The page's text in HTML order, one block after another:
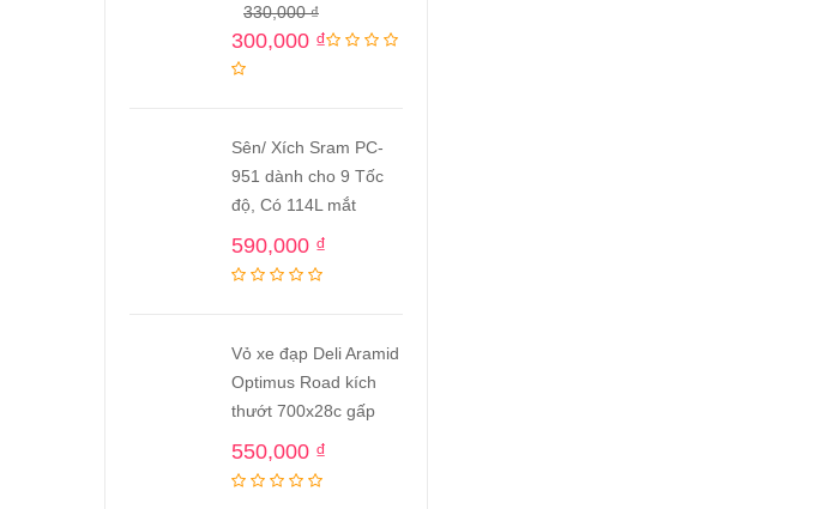
330,000₫
300,000 ₫
Sên/ Xích Sram PC-
951 dành cho 9 Tốc
độ, Có 114L mắt
590,000 ₫
Vỏ xe đạp Deli Aramid
Optimus Road kích
thướt 700x28c gấp
550,000 ₫